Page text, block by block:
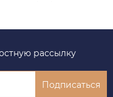
рассылку
Подписаться